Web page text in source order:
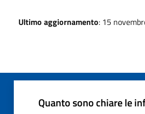
Ultimo aggiornamento: 15
Quanto sono chiare le